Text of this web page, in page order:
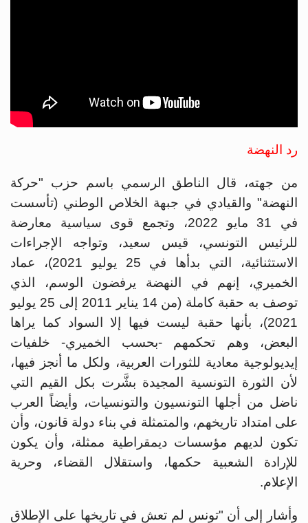
رد النهضة
من جهته، قال الناطق الرسمي باسم حزب "حركة
النهضة" والقيادي في جبهة الخلاص الوطني (تأسست
في 31 مايو 2022، وتجمع قوى سياسية معارضة
للرئيس التونسي، قيس سعيد، وتواجه الإجراءات
الاستثنائية، التي بدأها في 25 يوليو 2021)، عماد
الخميري، إنهم في النهضة يرفضون الوسم، الذي
توصف به حقبة كاملة (من 14 يناير 2011 إلى 25 يوليو
2021)، بأنها حقبة ليست فيها إلا السواد كما يراها
البعض، وهم تحكمهم -بحسب الخميري- خلفيات
إيديولوجية معادية للثورات العربية، ولكل ما أنجز فيها،
لأن الثورة التونسية المجيدة بشَّرت بكل القيم التي
ناضل من أجلها التونسيون والتونسيات، وأيضاً العرب
على امتداد تاريخهم، والمتمثلة في بناء دولة قانون، وأن
تكون لديهم مؤسسات ديمقراطية ممثلة، وأن يكون
للإرادة الشعبية حكمها، واستقلال القضاء، وحرية
الإعلام.
وأشار إلى أن "تونس لم تعش في تاريخها على الإطلاق